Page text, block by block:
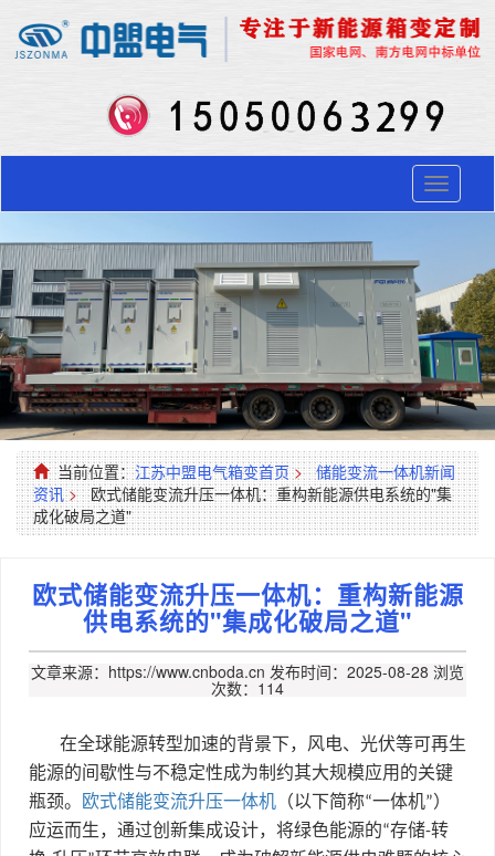
Toggle
当前位置：江苏中盟电气箱变首页 >
储能变流一体机新闻
资讯 > 欧式储能变流升压一体机：重构新能源供电系统的"集
成化破局之道"​
欧式储能变流升压一体机：重构新能源
供电系统的"集成化破局之道"​
文章来源：https://www.cnboda.cn 发布时间：2025-08-28 浏览
次数：114
在全球能源转型加速的背景下，风电、光伏等可再生
能源的间歇性与不稳定性成为制约其大规模应用的关键
瓶颈。
欧式储能变流升压一体机 （以下简称“一体机”）
应运而生，通过创新集成设计，将绿色能源的“存储-转